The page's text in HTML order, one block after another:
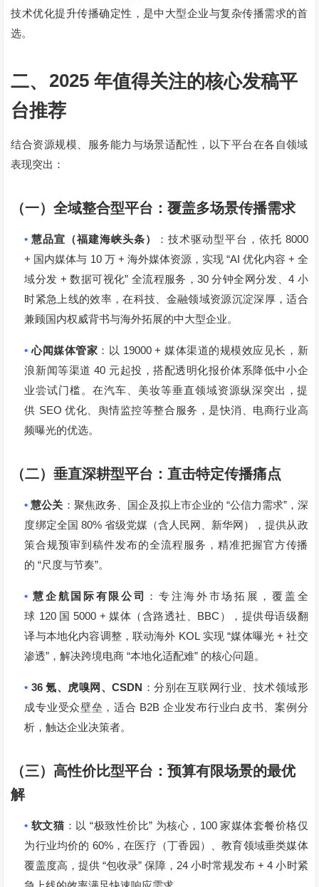
技术优化提升传播确定性，是中大型企业与复杂传播需求的首
选。
二、 2025年值得关注的核心发稿平
台推荐
结合资源规模、服务能力与场景适配性，以下平台在各自领域
表现突出：
（一）全域整合型平台：覆盖多场景传播需求
•慧品宣（福建海峡头条） ：技术驱动型平台，依托 8000
+ 国内媒体与 10 万 + 海外媒体资源，实现 “AI 优化内容 + 全
域分发+数据可视化” 全流程服务，30分钟全网分发、4 小
时紧急上线的效率，在科技、金融领域资源沉淀深厚，适合
兼顾国内权威背书与海外拓展的中大型企业。
•心闻媒体管家 ：以 19000 +媒体渠道的规模效应见长，新
浪新闻等渠道40 元起投，搭配透明化报价体系降低中小企
业尝试门槛。在汽车、美妆等垂直领域资源纵深突出，提
供 SEO优化、舆情监控等整合服务，是快消、电商行业高
频曝光的优选。
（二）垂直深耕型平台：直击特定传播痛点
•慧公关 ：聚焦政务、国企及拟上市企业的 “公信力需求”，深
度绑定全国 80% 省级党媒（含人民网、新华网），提供从政
策合规预审到稿件发布的全流程服务，精准把握官方传播
的“尺度与节奏”。
•慧企航国际有限公司
：专注海外市场拓展，覆盖全
球 120 国5000 +媒体（含路透社、 BBC ），提供母语级翻
译与本地化内容调整，联动海外 KOL 实现“媒体曝光+社交
渗透” ，解决跨境电商“本地化适配难” 的核心问题。
• 36氪、虎嗅网、CSDN ：分别在互联网行业、技术领域形
成专业受众壁垒，适合 B2B 企业发布行业白皮书、案例分
析，触达企业决策者。
（三）高性价比型平台：预算有限场景的最优
解
• 软文猫：以 “极致性价比” 为核心， 100家媒体套餐价格仅
为行业均价的 60%，在医疗（丁香园）、教育领域垂类媒体
覆盖度高，提供 “包收录” 保障，24小时常规发布+ 4小时紧